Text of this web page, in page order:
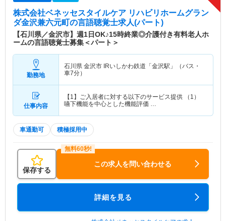
株式会社ベネッセスタイルケア リハビリホームグラン
ダ金沢兼六元町 の言語聴覚士求人(パート)
【石川県／金沢市】週1日OK♪15時終業◎介護付き有料老人ホ
ームの言語聴覚士募集＜パート＞
勤務地
石川県 金沢市 IRいしかわ鉄道「金沢駅」（バス・
車7分）
仕事内容
【1】ご入居者に対する以下のサービス提供 （1）
嚥下機能を中心とした機能評価 …
車通勤可 積極採用中
保存する
この求人を問い合わせる
詳細を見る